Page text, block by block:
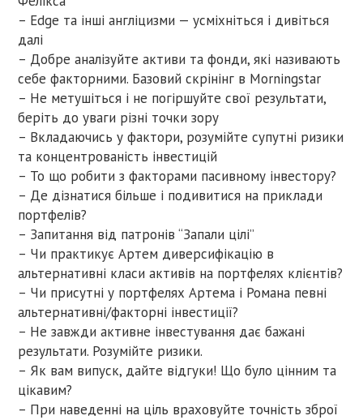
– Edge та інші англіцизми — усміхніться і дивіться
далі
– Добре аналізуйте активи та фонди, які називають
себе факторними. Базовий скрінінг в Morningstar
– Не метушіться і не погіршуйте свої результати,
беріть до уваги різні точки зору
– Вкладаючись у фактори, розумійте супутні ризики
та концентрованість інвестицій
– То що робити з факторами пасивному інвестору?
– Де дізнатися більше і подивитися на приклади
портфелів?
– Запитання від патронів “Запали цілі”
– Чи практикує Артем диверсифікацію в
альтернативні класи активів на портфелях клієнтів?
– Чи присутні у портфелях Артема і Романа певні
альтернативні/факторні інвестиції?
– Не завжди активне інвестування дає бажані
результати. Розумійте ризики.
– Як вам випуск, дайте відгуки! Що було цінним та
цікавим?
– При наведенні на ціль враховуйте точність зброї